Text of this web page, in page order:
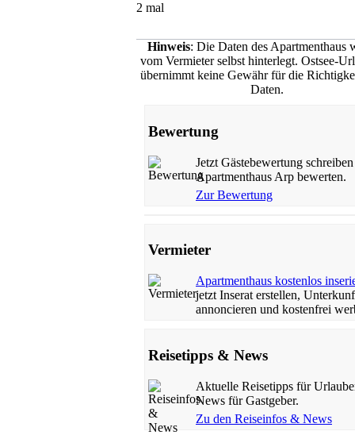
2 mal
Hinweis: Die Daten des Apartmenthaus
vom Vermieter selbst hinterlegt. Ostsee-
übernimmt keine Gewähr für die
Daten.
Bewertung
Jetzt Gästebewertung
Apartmenthaus Arp bewerten.
Zur Bewertung
Vermieter
Apartmenthaus kostenlos
jetzt Inserat erstellen,
annoncieren und kostenfrei
Reisetipps & News
Aktuelle Reisetipps für
News für Gastgeber.
Zu den Reiseinfos & News